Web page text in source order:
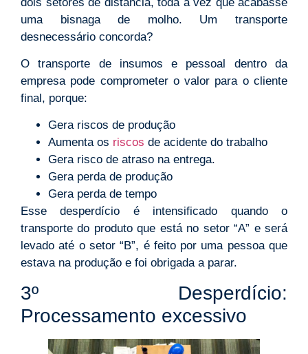
uma bisnaga de molho. Um transporte
desnecessário concorda?
O transporte de insumos e pessoal dentro da
empresa pode comprometer o valor para o cliente
final, porque:
Gera riscos de produção
Aumenta os riscos de acidente do trabalho
Gera risco de atraso na entrega.
Gera perda de produção
Gera perda de tempo
Esse desperdício é intensificado quando o
transporte do produto que está no setor “A” e será
levado até o setor “B”, é feito por uma pessoa que
estava na produção e foi obrigada a parar.
3º Desperdício:
Processamento excessivo